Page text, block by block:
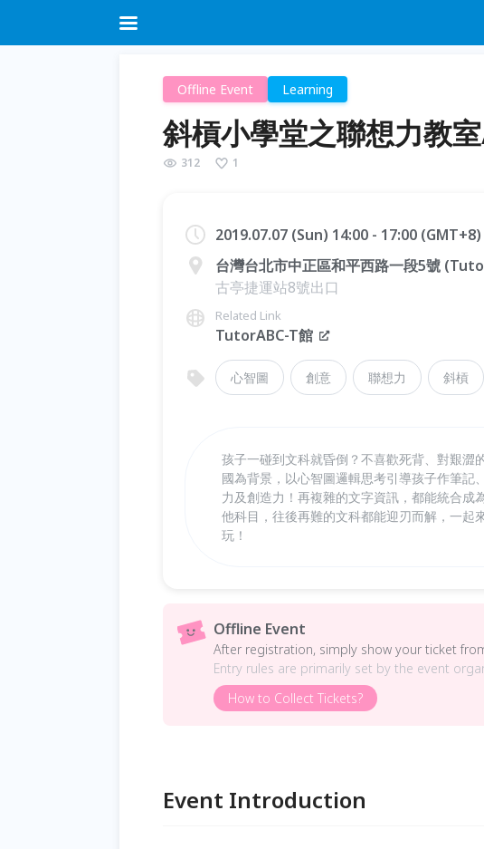
Offline Event Learning
斜槓小學堂之聯想力教
312 1
2019.07.07 (Sun) 14:00 - 17:00 (GMT+8)
台灣台北市中正區和平西路一段5號
古亭捷運站8號出口
Related Link
TutorABC-T館
心智圖 創意 聯想力 斜槓
孩子一碰到文科就昏倒？不喜歡死背、對艱澀
國為背景，以心智圖邏輯思考引導孩子作筆記
力及創造力！再複雜的文字資訊，都能統合成
他科目，往後再難的文科都能迎刃而解，一起
玩！
Offline Event
After registration, simply show your ticket
Entry rules are primarily set by the event
How to Collect Tickets?
Event Introduction